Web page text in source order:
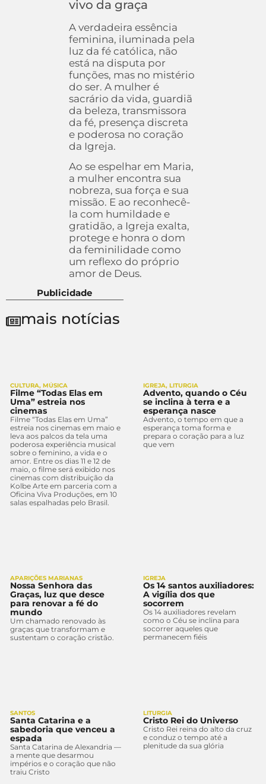
vivo da graça
A verdadeira essência
feminina, iluminada pela
luz da fé católica, não
está na disputa por
funções, mas no mistério
do ser. A mulher é
sacrário da vida, guardiã
da beleza, transmissora
da fé, presença discreta
e poderosa no coração
da Igreja.
Ao se espelhar em Maria,
a mulher encontra sua
nobreza, sua força e sua
missão. E ao reconhecê-
la com humildade e
gratidão, a Igreja exalta,
protege e honra o dom
da feminilidade como
um reflexo do próprio
amor de Deus.
Publicidade
mais notícias
CULTURA, MÚSICA
Filme “Todas Elas em
Uma” estreia nos
cinemas
Filme “Todas Elas em Uma”
estreia nos cinemas em maio e
leva aos palcos da tela uma
poderosa experiência musical
sobre o feminino, a vida e o
amor. Entre os dias 11 e 12 de
maio, o filme será exibido nos
cinemas com distribuição da
Kolbe Arte em parceria com a
Oficina Viva Produções, em 10
salas espalhadas pelo Brasil.
IGREJA, LITURGIA
Advento, quando o Céu
se inclina à terra e a
esperança nasce
Advento, o tempo em que a
esperança toma forma e
prepara o coração para a luz
que vem
APARIÇÕES MARIANAS
Nossa Senhora das
Graças, luz que desce
para renovar a fé do
mundo
Um chamado renovado às
graças que transformam e
sustentam o coração cristão.
IGREJA
Os 14 santos auxiliadores:
A vigília dos que
socorrem
Os 14 auxiliadores revelam
como o Céu se inclina para
socorrer aqueles que
permanecem fiéis
SANTOS
Santa Catarina e a
sabedoria que venceu a
espada
Santa Catarina de Alexandria —
a mente que desarmou
impérios e o coração que não
traiu Cristo
LITURGIA
Cristo Rei do Universo
Cristo Rei reina do alto da cruz
e conduz o tempo até a
plenitude da sua glória